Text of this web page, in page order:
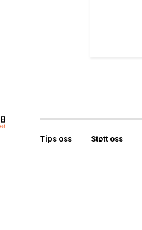
Tips oss Støtt oss